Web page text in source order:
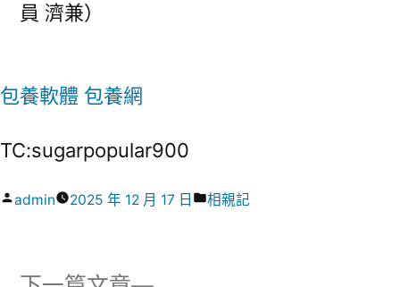
員 濟兼）
包養軟體 包養網
TC:sugarpopular900
作
admin 2025 年 12 月 17 日
分
相親記